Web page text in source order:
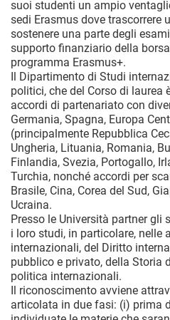
suoi studenti un ampio
sedi Erasmus dove trascorrere
sostenere una parte degli
supporto finanziario della
programma Erasmus+.
Il Dipartimento di Studi
politici, che del Corso di laurea
accordi di partenariato con
Germania, Spagna, Europa
(principalmente Repubblica
Ungheria, Lituania, Romania,
Finlandia, Svezia, Portogallo,
Turchia, nonché accordi per
Brasile, Cina, Corea del Sud,
Ucraina.
Presso le Università partner gli
i loro studi, in particolare, nelle
internazionali, del Diritto
pubblico e privato, della Storia
politica internazionali.
Il riconoscimento avviene
articolata in due fasi: (i) prima